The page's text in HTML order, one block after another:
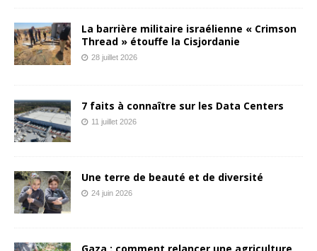
La barrière militaire israélienne « Crimson
Thread » étouffe la Cisjordanie
28 juillet 2026
7 faits à connaître sur les Data Centers
11 juillet 2026
Une terre de beauté et de diversité
24 juin 2026